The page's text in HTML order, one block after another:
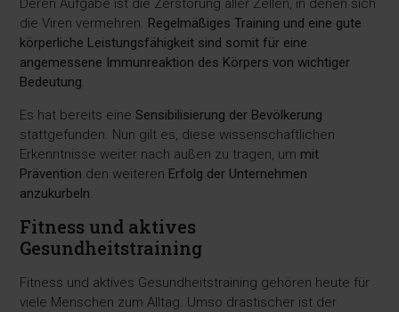
Deren Aufgabe ist die Zerstörung aller Zellen, in denen sich
die Viren vermehren. Regelmäßiges Training und eine gute
körperliche Leistungsfähigkeit sind somit für eine
angemessene Immunreaktion des Körpers von wichtiger
Bedeutung.
Es hat bereits eineSensibilisierung der Bevölkerung
stattgefunden. Nun gilt es, diese wissenschaftlichen
Erkenntnisse weiter nach außen zu tragen, um mit
Prävention den weiteren Erfolg der Unternehmen
anzukurbeln
Fitness und aktives
Gesundheitstraining
Fitness und aktives Gesundheitstraining gehören heute für
viele Menschen zum Alltag. Umso drastischer ist der